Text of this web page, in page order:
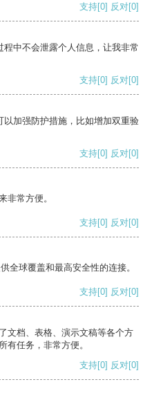
支持[0] 反对[0]
中不会泄露个人信息，让我非常
支持[0] 反对[0]
加强防护措施，比如增加双重验
支持[0] 反对[0]
非常方便。
支持[0] 反对[0]
全球覆盖和最高安全性的连接。
支持[0] 反对[0]
文档、表格、演示文稿等各个方
有任务，非常方便。
支持[0] 反对[0]